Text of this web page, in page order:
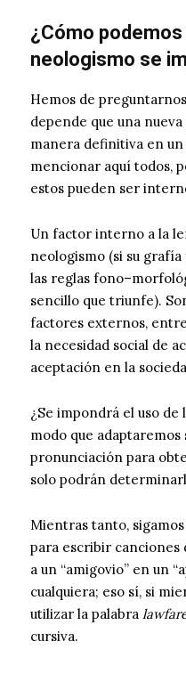
¿Cómo
neologismo se
Hemos de
depende que una
manera definitiva en
mencionar aquí todos,
estos pueden ser
Un factor interno a la
neologismo (si su
las reglas
sencillo que triunfe).
factores externos,
la necesidad social de
aceptación en la
¿Se impondrá el uso
modo que
pronunciación para
solo podrán
Mientras tanto,
para escribir canciones
a un “amigovio” en un
cualquiera; eso sí, si
utilizar la palabra
cursiva.